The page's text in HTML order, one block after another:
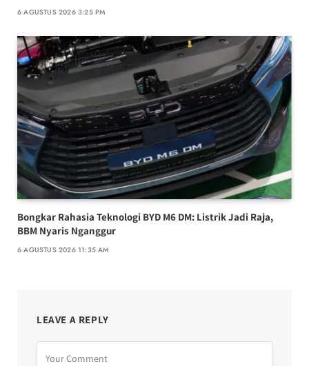
6 AGUSTUS 2026 3:25 PM
Bongkar Rahasia Teknologi BYD M6 DM: Listrik Jadi Raja,
BBM Nyaris Nganggur
6 AGUSTUS 2026 11:35 AM
LEAVE A REPLY